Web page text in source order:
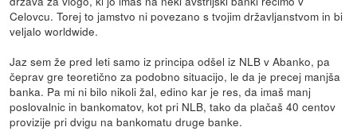
Celovcu. Torej to jamstvo ni povezano s tvojim državljanstvom in bi
veljalo worldwide.
Jaz sem že pred leti samo iz principa odšel iz NLB v Abanko, pa
čeprav gre teoretično za podobno situacijo, le da je precej manjša
banka. Pa mi ni bilo nikoli žal, edino kar je res, da imaš manj
poslovalnic in bankomatov, kot pri NLB, tako da plačaš 40 centov
provizije pri dvigu na bankomatu druge banke.